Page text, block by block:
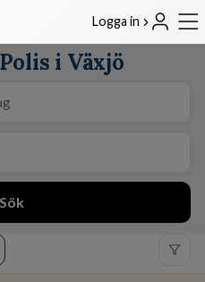
Logga in
i Växjö
Sök